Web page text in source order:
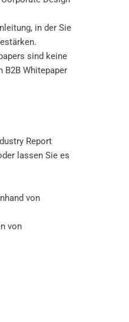
in der Sie
sind keine
B2B Whitepaper
Report
lassen Sie es
von
von